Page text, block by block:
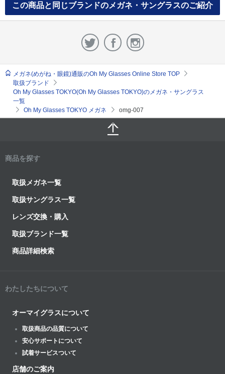
この商品と同じブランドのメガネ・サングラスのご紹介
メガネ(めがね・眼鏡)通販のOh My Glasses Online Store TOP
取扱ブランド
Oh My Glasses TOKYO(Oh My Glasses TOKYO)のメガネ・サングラス
一覧
Oh My Glasses TOKYO メガネ
omg-007
商品を探す
取扱メガネ一覧
取扱サングラス一覧
レンズ交換・購入
取扱ブランド一覧
商品詳細検索
わたしたちについて
オーマイグラスについて
取扱商品の品質について
安心サポートについて
試着サービスついて
店舗のご案内